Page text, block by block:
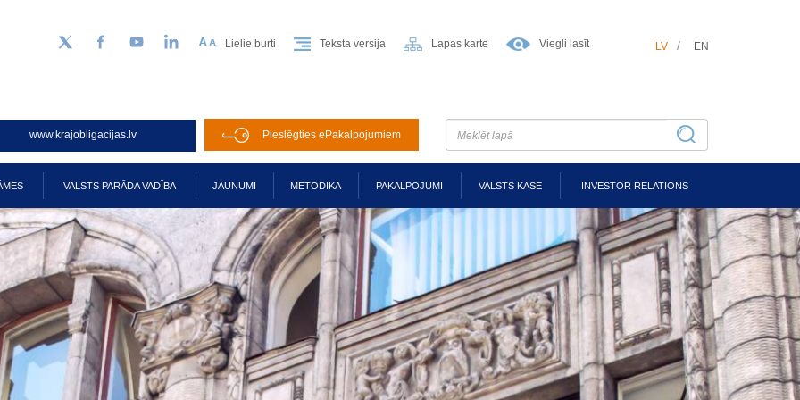
Sekojiet mums Twitter
FacebookYouTubeLinkedIn Lielie burti Teksta versija Lapas karte Viegli lasīt LV EN
www.krajobligacijas.lv Pieslēgties ePakalpojumiem
VALSTS PARĀDA VADĪBA JAUNUMI METODIKA PAKALPOJUMI VALSTS KASE INVESTOR RELATIONS